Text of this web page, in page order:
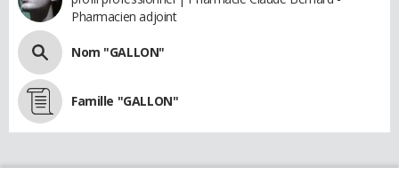
Pharmacien adjoint
Nom "GALLON"
Famille "GALLON"